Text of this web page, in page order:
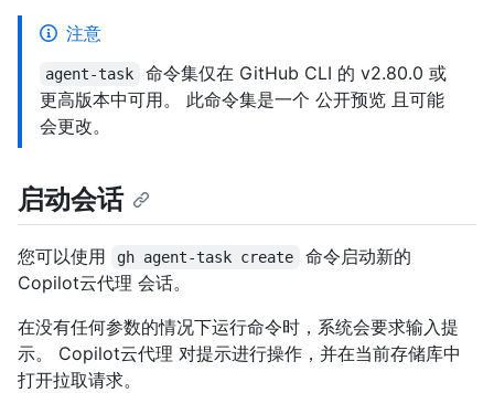
注意
agent-task
命令集仅在 GitHub CLI 的 v2.80.0 或
更高版本中可用。 此命令集是一个 公开预览 且可能
会更改。
启动会话
您可以使用 gh agent-task create
命令启动新的
Copilot云代理 会话。
在没有任何参数的情况下运行命令时，系统会要求输入提
示。 Copilot云代理 对提示进行操作，并在当前存储库中
打开拉取请求。